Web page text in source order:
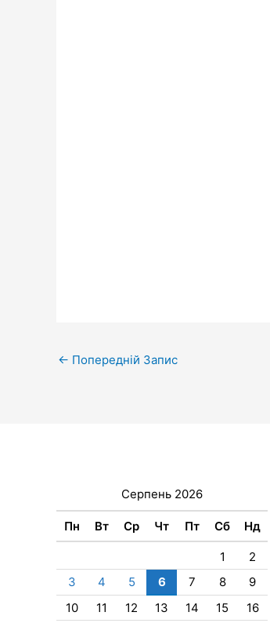
← Попередній Запис
Серпень 2026
Пн Вт Ср Чт Пт Сб Нд
1
2
3
4 5 6 7 8
9
10
11 12 13 14 15 16